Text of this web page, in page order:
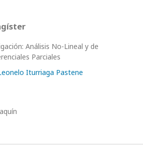
Análisis No-Lineal y de
Parciales
Iturriaga Pastene